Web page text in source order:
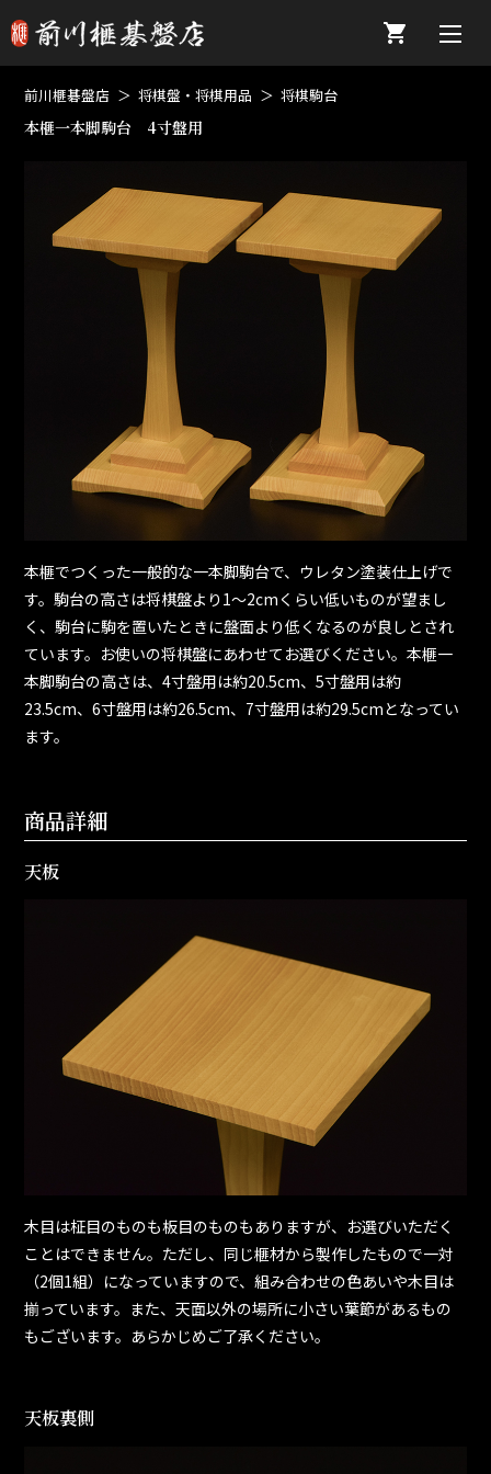
前川榧碁盤店 将棋盤・将棋用品 将棋駒台
本榧一本脚駒台 4寸盤用
本榧でつくった一般的な一本脚駒台で、ウレタン塗装仕上げで
す。駒台の高さは将棋盤より1～2cmくらい低いものが望まし
く、駒台に駒を置いたときに盤面より低くなるのが良しとされ
ています。お使いの将棋盤にあわせてお選びください。本榧一
本脚駒台の高さは、4寸盤用は約20.5cm、5寸盤用は約
23.5cm、6寸盤用は約26.5cm、7寸盤用は約29.5cmとなってい
ます。
商品詳細
天板
木目は柾目のものも板目のものもありますが、お選びいただく
ことはできません。ただし、同じ榧材から製作したもので一対
（2個1組）になっていますので、組み合わせの色あいや木目は
揃っています。また、天面以外の場所に小さい葉節があるもの
もございます。あらかじめご了承ください。
天板裏側